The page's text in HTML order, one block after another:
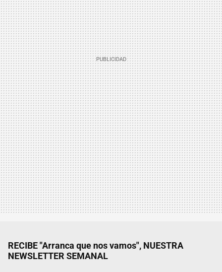
RECIBE "Arranca que nos vamos", NUESTRA
NEWSLETTER SEMANAL